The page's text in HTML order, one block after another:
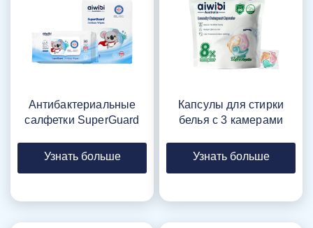
Антибактериальные
салфетки SuperGuard
Узнать больше
Капсулы для стирки
белья с 3 камерами
Узнать больше